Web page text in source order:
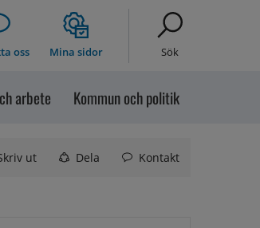
oss Mina sidor Sök
arbete Kommun och politik
ut Dela Kontakt